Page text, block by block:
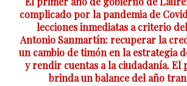
complicado por la pandemia de
lecciones inmediatas a criterio
Antonio Sanmartín: recuperar la
un cambio de timón en la estrategia
y rendir cuentas a la ciudadanía. El
brinda un balance del año